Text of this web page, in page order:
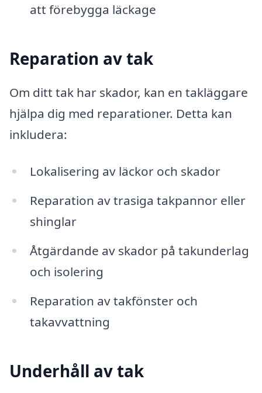
att förebygga läckage
Reparation av tak
Om ditt tak har skador, kan en takläggare
hjälpa dig med reparationer. Detta kan
inkludera:
Lokalisering av läckor och skador
Reparation av trasiga takpannor eller
shinglar
Åtgärdande av skador på takunderlag
och isolering
Reparation av takfönster och
takavvattning
Underhåll av tak